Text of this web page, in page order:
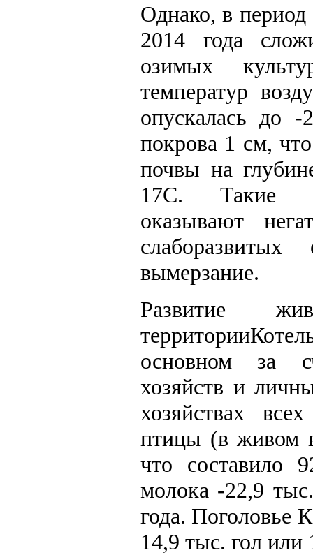
Однако, в период
2014 года
озимых
температур
опускалась до
покрова 1 см,
почвы на
17С. Такие
оказывают
вымерзание.
Развитие
основном за
хозяйств и
хозяйствах
птицы (в живом
что составило
молока -22,9
года. Поголовье
14,9 тыс. гол или